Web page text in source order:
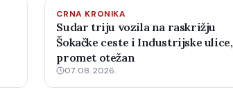
CRNA KRONIKA
Sudar triju vozila na raskrižju
Šokačke ceste i Industrijske ulice,
promet otežan
07. 08. 2026.